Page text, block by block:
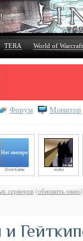
TERA World of Warcraft
Форум Монитор
Zone-Game snake
серверов (обновить окно)